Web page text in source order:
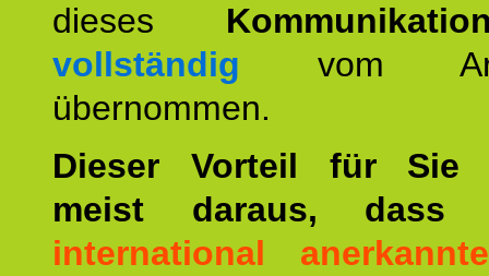
dieses
vollständig vom
übernommen.
Dieser Vorteil für Sie
meist daraus,
international